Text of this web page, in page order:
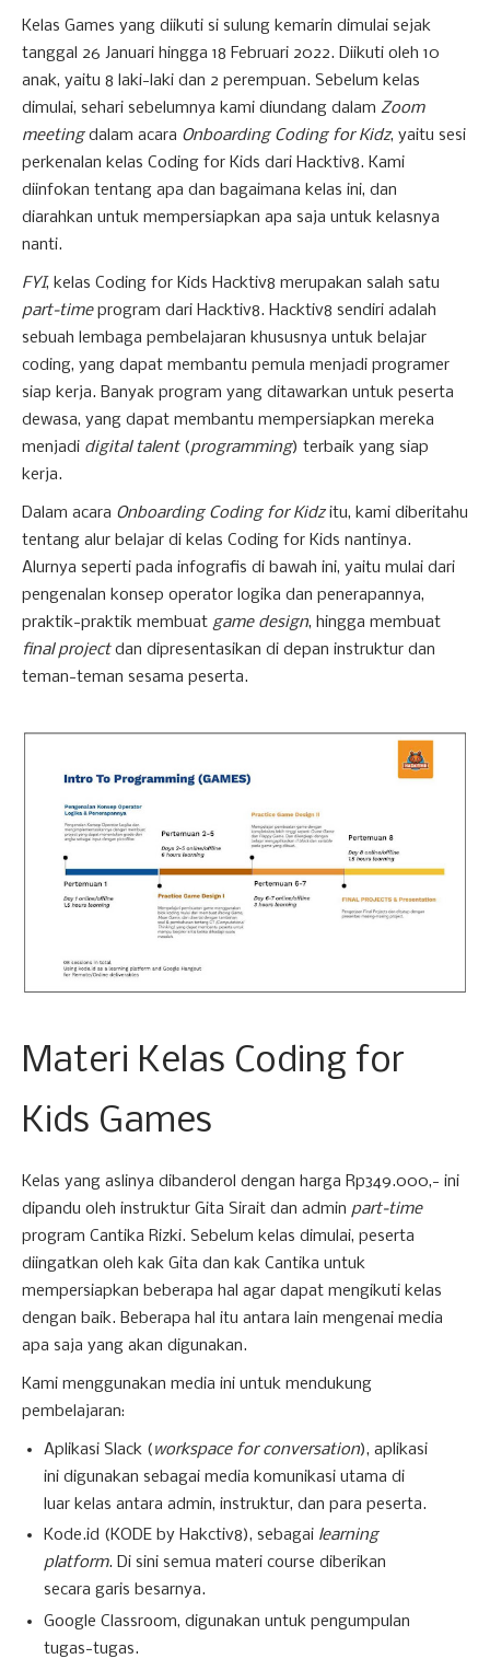
Kelas Games yang diikuti si sulung kemarin dimulai sejak
tanggal 26 Januari hingga 18 Februari 2022. Diikuti oleh 10
anak, yaitu 8 laki-laki dan 2 perempuan. Sebelum kelas
dimulai, sehari sebelumnya kami diundang dalam Zoom
meetingdalam acara Onboarding Coding for Kidz, yaitu sesi
perkenalan kelas Coding for Kids dari Hacktiv8. Kami
diinfokan tentang apa dan bagaimana kelas ini, dan
diarahkan untuk mempersiapkan apa saja untuk kelasnya
nanti.
FYI, kelas Coding for Kids Hacktiv8 merupakan salah satu
part-timeprogram dari Hacktiv8. Hacktiv8 sendiri adalah
sebuah lembaga pembelajaran khususnya untuk belajar
coding, yang dapat membantu pemula menjadi programer
siap kerja. Banyak program yang ditawarkan untuk peserta
dewasa, yang dapat membantu mempersiapkan mereka
menjadi digital talent (programming) terbaik yang siap
kerja.
Dalam acara Onboarding Coding for Kidzitu, kami diberitahu
tentang alur belajar di kelas Coding for Kids nantinya.
Alurnya seperti pada infografis di bawah ini, yaitu mulai dari
pengenalan konsep operator logika dan penerapannya,
praktik-praktik membuat game design, hingga membuat
final projectdan dipresentasikan di depan instruktur dan
teman-teman sesama peserta.
Materi Kelas Coding for
Kids Games
Kelas yang aslinya dibanderol dengan harga Rp349.000,- ini
dipandu oleh instruktur Gita Sirait dan admin part-time
program Cantika Rizki. Sebelum kelas dimulai, peserta
diingatkan oleh kak Gita dan kak Cantika untuk
mempersiapkan beberapa hal agar dapat mengikuti kelas
dengan baik. Beberapa hal itu antara lain mengenai media
apa saja yang akan digunakan.
Kami menggunakan media ini untuk mendukung
pembelajaran:
Aplikasi Slack (workspace for conversation), aplikasi
ini digunakan sebagai media komunikasi utama di
luar kelas antara admin, instruktur, dan para peserta.
Kode.id (KODE by Hakctiv8), sebagai learning
platform. Di sini semua materi course diberikan
secara garis besarnya.
Google Classroom, digunakan untuk pengumpulan
tugas-tugas.